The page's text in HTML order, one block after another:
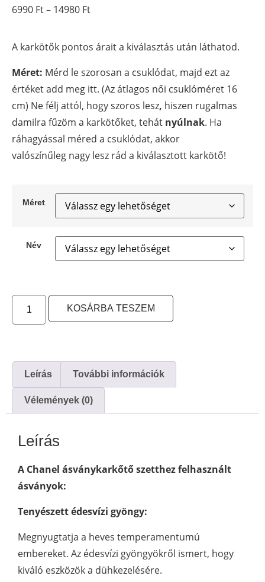
6990 Ft– 14980 Ft
A karkötők pontos árait a kiválasztás után láthatod.
Méret: Mérd le szorosan a csuklódat, majd ezt az
értéket add meg itt. (Az átlagos női csuklóméret 16
cm) Ne félj attól, hogy szoros lesz, hiszen rugalmas
damilra fűzöm a karkötőket, tehát nyúlnak. Ha
ráhagyással méred a csuklódat, akkor
valószínűleg nagy lesz rád a kiválasztott karkötő!
Méret
Név
KOSÁRBA TESZEM
Leírás További információk
Vélemények (0)
Leírás
A Chanel ásványkarkőtő szetthez felhasznált
ásványok:
Tenyészett édesvízi gyöngy:
Megnyugtatja a heves temperamentumú
embereket. Az édesvízi gyöngyökről ismert, hogy
kiváló eszközök a dühkezelésére.